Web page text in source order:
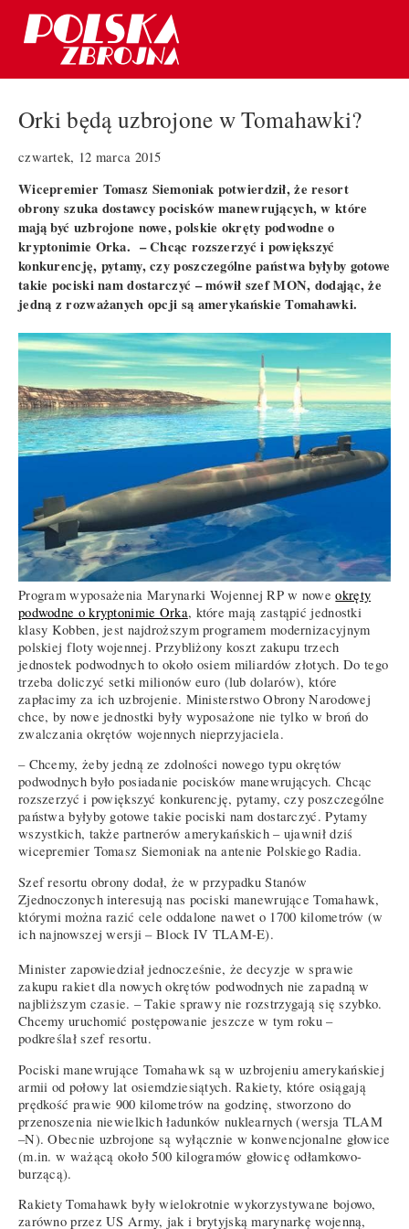
Orki będą uzbrojone w Tomahawki?
czwartek, 12 marca 2015
Wicepremier Tomasz Siemoniak potwierdził, że resort
obrony szuka dostawcy pocisków manewrujących, w które
mają być uzbrojone nowe, polskie okręty podwodne o
kryptonimie Orka. – Chcąc rozszerzyć i powiększyć
konkurencję, pytamy, czy poszczególne państwa byłyby gotowe
takie pociski nam dostarczyć – mówił szef MON, dodając, że
jedną z rozważanych opcji są amerykańskie Tomahawki.
Program wyposażenia Marynarki Wojennej RP w noweokręty
podwodne o kryptonimie Orka, które mają zastąpić jednostki
klasy Kobben, jest najdroższym programem modernizacyjnym
polskiej floty wojennej. Przybliżony koszt zakupu trzech
jednostek podwodnych to około osiem miliardów złotych. Do tego
trzeba doliczyć setki milionów euro (lub dolarów), które
zapłacimy za ich uzbrojenie. Ministerstwo Obrony Narodowej
chce, by nowe jednostki były wyposażone nie tylko w broń do
zwalczania okrętów wojennych nieprzyjaciela.
– Chcemy, żeby jedną ze zdolności nowego typu okrętów
podwodnych było posiadanie pocisków manewrujących. Chcąc
rozszerzyć i powiększyć konkurencję, pytamy, czy poszczególne
państwa byłyby gotowe takie pociski nam dostarczyć. Pytamy
wszystkich, także partnerów amerykańskich – ujawnił dziś
wicepremier Tomasz Siemoniak na antenie Polskiego Radia.
Szef resortu obrony dodał, że w przypadku Stanów
Zjednoczonych interesują nas pociski manewrujące Tomahawk,
którymi można razić cele oddalone nawet o 1700 kilometrów (w
ich najnowszej wersji – Block IV TLAM-E).
Minister zapowiedział jednocześnie, że decyzje w sprawie
zakupu rakiet dla nowych okrętów podwodnych nie zapadną w
najbliższym czasie. – Takie sprawy nie rozstrzygają się szybko.
Chcemy uruchomić postępowanie jeszcze w tym roku –
podkreślał szef resortu.
Pociski manewrujące Tomahawk są w uzbrojeniu amerykańskiej
armii od połowy lat osiemdziesiątych. Rakiety, które osiągają
prędkość prawie 900 kilometrów na godzinę, stworzono do
przenoszenia niewielkich ładunków nuklearnych (wersja TLAM
–N). Obecnie uzbrojone są wyłącznie w konwencjonalne głowice
(m.in. w ważącą około 500 kilogramów głowicę odłamkowo-
burzącą).
Rakiety Tomahawk były wielokrotnie wykorzystywane bojowo,
zarówno przez US Army, jak i brytyjską marynarkę wojenną,